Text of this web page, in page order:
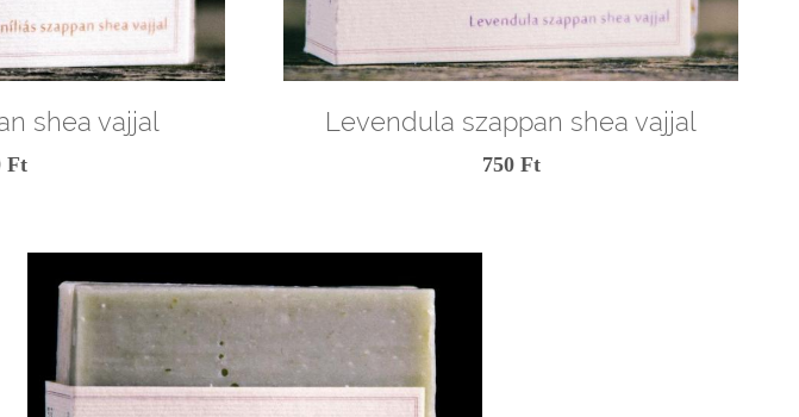
shea vajjal
Ft
Levendula szappan shea vajjal
750 Ft